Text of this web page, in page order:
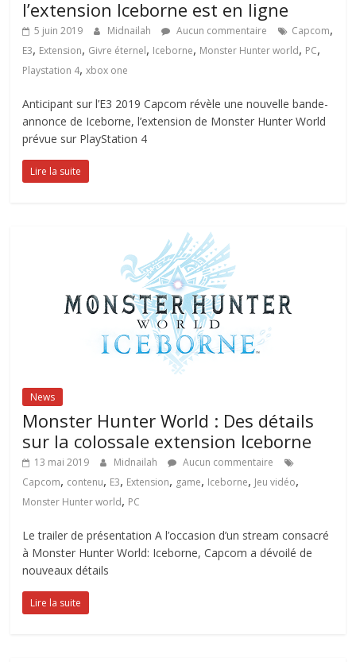
l’extension Iceborne est en ligne
5 juin 2019 Midnailah Aucun commentaire Capcom,
E3, Extension, Givre éternel, Iceborne, Monster Hunter world, PC,
Playstation 4,xbox one
Anticipant sur l’E3 2019 Capcom révèle une nouvelle bande-
annonce de Iceborne, l’extension de Monster Hunter World
prévue sur PlayStation 4
Lire la suite
News
Monster Hunter World : Des détails
sur la colossale extension Iceborne
13 mai 2019 Midnailah
Aucun commentaire
Capcom, contenu, E3, Extension, game, Iceborne, Jeu vidéo,
Monster Hunter world, PC
Le trailer de présentation A l’occasion d’un stream consacré
à Monster Hunter World: Iceborne, Capcom a dévoilé de
nouveaux détails
Lire la suite